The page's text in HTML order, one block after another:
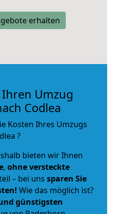
erhalten
Umzug
Codlea
Kosten Ihres Umzugs
?
bieten wir Ihnen
, ohne versteckte
– bei uns sparen Sie
Wie das möglich ist?
günstigsten